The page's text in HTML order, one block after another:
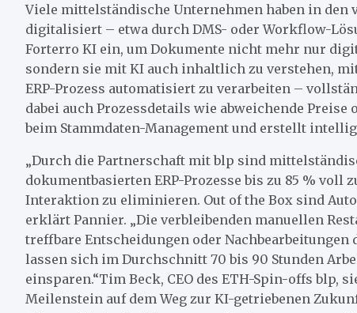
Viele mittelständische Unternehmen haben in den
digitalisiert – etwa durch DMS- oder Workflow-
Forterro KI ein, um Dokumente nicht mehr nur
sondern sie mit KI auch inhaltlich zu verstehen,
ERP-Prozess automatisiert zu verarbeiten –
dabei auch Prozessdetails wie abweichende
beim Stammdaten-Management und erstellt
„Durch die Partnerschaft mit blp sind
dokumentbasierten ERP-Prozesse bis zu 85 %
Interaktion zu eliminieren. Out of the Box sind
erklärt Pannier. „Die verbleibenden manuellen
treffbare Entscheidungen oder
lassen sich im Durchschnitt 70 bis 90 Stunden
einsparen.“Tim Beck, CEO des ETH-Spin-offs blp,
Meilenstein auf dem Weg zur KI-getriebenen